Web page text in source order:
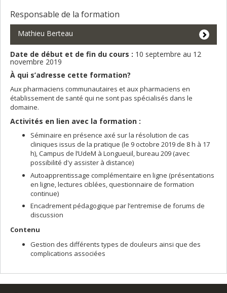
Responsable de la formation
Mathieu Berteau
Date de début et de fin du cours : 10 septembre au 12
novembre 2019
À qui s’adresse cette formation?
Aux pharmaciens communautaires et aux pharmaciens en
établissement de santé qui ne sont pas spécialisés dans le
domaine.
Activités en lien avec la formation :
Séminaire en présence axé sur la résolution de cas
cliniques issus de la pratique (le 9 octobre 2019 de 8 h à 17
h), Campus de l’UdeM à Longueuil, bureau 209 (avec
possibilité d'y assister à distance)
Autoapprentissage complémentaire en ligne (présentations
en ligne, lectures ciblées, questionnaire de formation
continue)
Encadrement pédagogique par l’entremise de forums de
discussion
Contenu
Gestion des différents types de douleurs ainsi que des
complications associées